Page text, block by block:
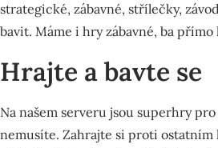
strategické, zábavné, střílečky,
bavit. Máme i hry zábavné, ba
Hrajte a bavte se
Na našem serveru jsou superhry
nemusíte. Zahrajte si proti